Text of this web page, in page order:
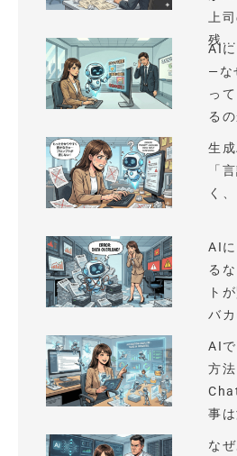
上
残...
AI
—な
っ
る
生
「
く
AI
る
ト
バ
AI
方
事
な